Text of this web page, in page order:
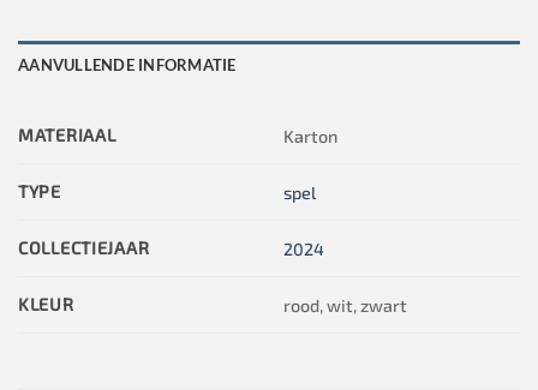
AANVULLENDE INFORMATIE
MATERIAAL Karton
TYPE spel
COLLECTIEJAAR 2024
KLEUR rood, wit, zwart